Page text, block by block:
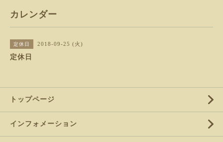
カレンダー
定休日 2018-09-25 (火)
定休日
トップページ
インフォメーション